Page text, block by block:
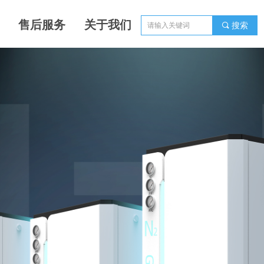
售后服务 关于我们 끠 搜索